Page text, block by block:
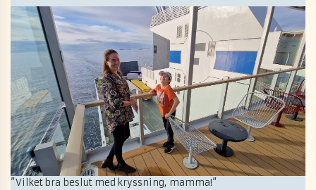
”Vilket bra beslut med kryssning, mamma!”